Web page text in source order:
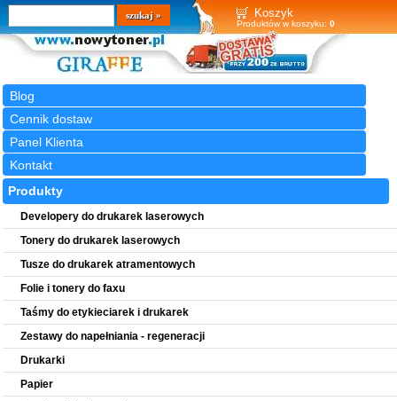
Koszyk
Produktów w koszyku: 0
Blog
Cennik dostaw
Panel Klienta
Kontakt
Wyszukiwarka
szukaj
Produkty
Developery do drukarek laserowych
Tonery do drukarek laserowych
Tusze do drukarek atramentowych
Folie i tonery do faxu
Taśmy do etykieciarek i drukarek
Zestawy do napełniania - regeneracji
Drukarki
Papier